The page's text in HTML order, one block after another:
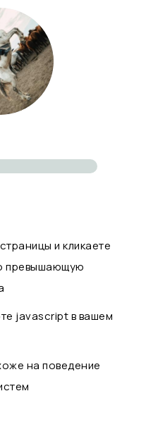
и кликаете
превышающую
javascript в вашем
на поведение